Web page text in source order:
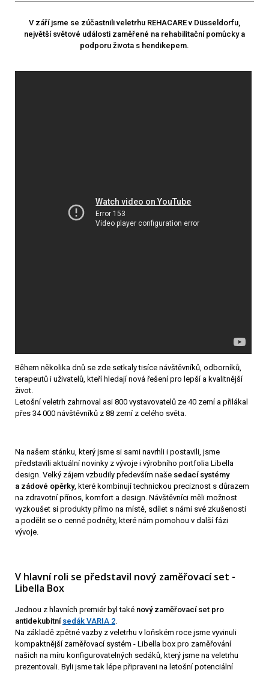
V září jsme se zúčastnili veletrhu REHACARE v Düsseldorfu,
největší světové události zaměřené na rehabilitační pomůcky a
podporu života s hendikepem.
Během několika dnů se zde setkaly tisíce návštěvníků, odborníků,
terapeutů i uživatelů, kteří hledají nová řešení pro lepší a kvalitnější
život.
Letošní veletrh zahrnoval asi 800 vystavovatelů ze 40 zemí a přilákal
přes 34 000 návštěvníků z 88 zemí z celého světa.
Na našem stánku, který jsme si sami navrhli i postavili, jsme
představili aktuální novinky z vývoje i výrobního portfolia Libella
design. Velký zájem vzbudily především naše sedací systémy
a zádové opěrky, které kombinují technickou preciznost s důrazem
na zdravotní přínos, komfort a design. Návštěvníci měli možnost
vyzkoušet si produkty přímo na místě, sdílet s námi své zkušenosti
a podělit se o cenné podněty, které nám pomohou v další fázi
vývoje.
V hlavní roli se představil nový zaměřovací set -
Libella Box
Jednou z hlavních premiér byl také nový zaměřovací set pro
antidekubitní sedák VARIA 2.
Na základě zpětné vazby z veletrhu v loňském roce jsme vyvinuli
kompaktnější zaměřovací systém - Libella box pro zaměřování
našich na míru konfigurovatelných sedáků, který jsme na veletrhu
prezentovali. Byli jsme tak lépe připraveni na letošní potenciální